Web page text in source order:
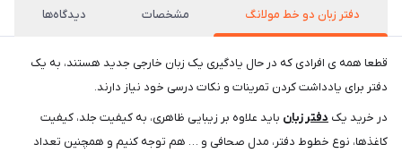
دفتر زبان دو خط مولانگ مشخصات دیدگاه‌ها
قطعا همه ی افرادی که در حال یادگیری یک زبان خارجی جدید هستند، به یک
دفتر برای یادداشت کردن تمرینات و نکات درسی خود نیاز دارند.
در خرید یک دفتر زبان باید علاوه بر زیبایی ظاهری، به کیفیت جلد، کیفیت
کاغذها، نوع خطوط دفتر، مدل صحافی و … هم توجه کنیم و همچنین تعداد